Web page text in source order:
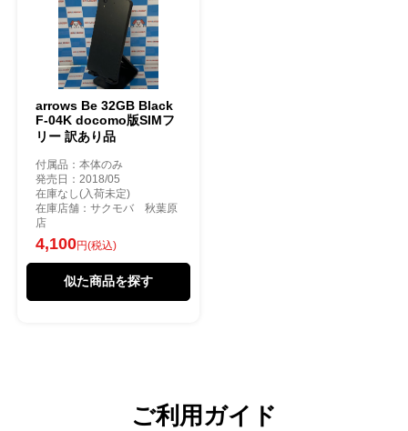
arrows Be 32GB Black
F-04K docomo版SIMフ
リー 訳あり品
付属品：本体のみ
発売日：2018/05
在庫なし(入荷未定)
在庫店舗：サクモバ 秋葉原
店
4,100円(税込)
似た商品を探す
ご利用ガイド